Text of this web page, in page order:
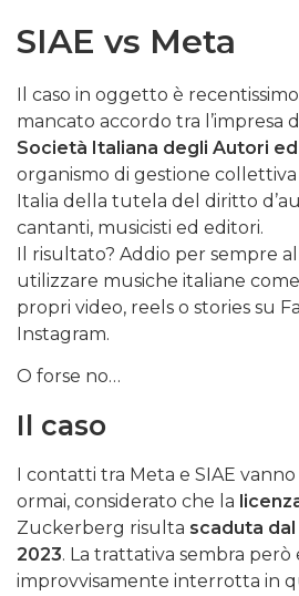
SIAE vs Meta
Il caso in oggetto è
mancato accordo tra l’impresa
Società Italiana degli Autori
organismo di gestione
Italia della tutela del diritto
cantanti, musicisti ed editori.
Il risultato? Addio per sempre
utilizzare musiche italiane
propri video, reels o stories su
Instagram.
O forse no…
Il caso
I contatti tra Meta e SIAE
ormai, considerato che la
Zuckerberg risulta scaduta
2023. La trattativa sembra però
improvvisamente interrotta in